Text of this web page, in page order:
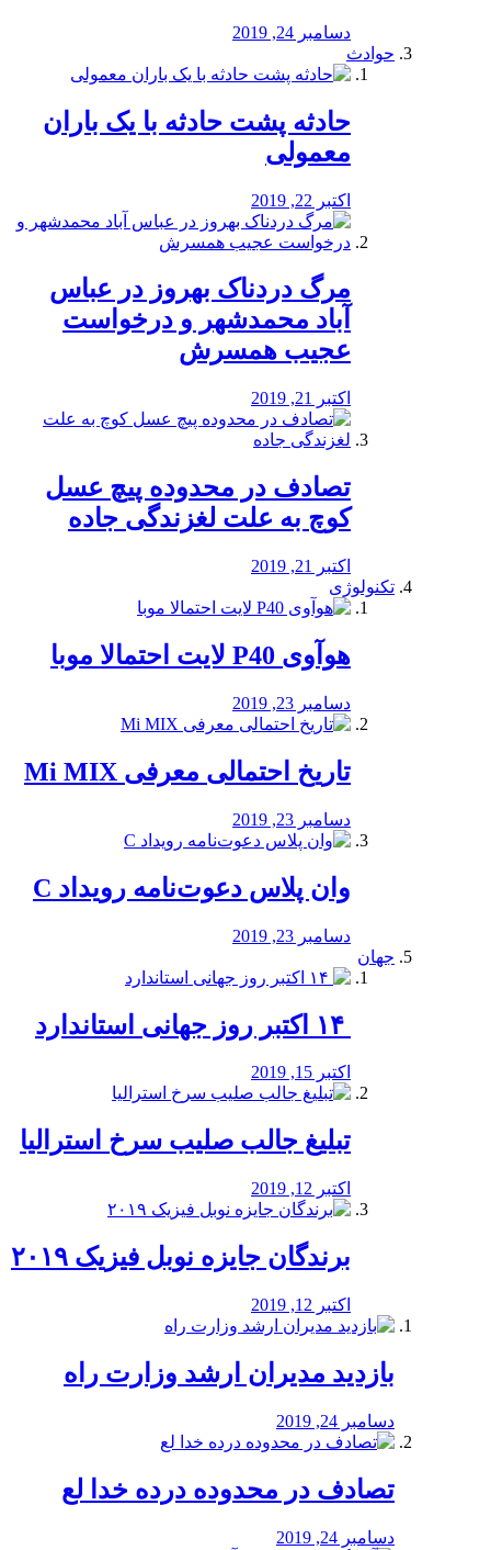
دسامبر 24, 2019
حوادث
️حادثه پشت حادثه با یک باران
معمولی
اکتبر 22, 2019
مرگ دردناک بهروز در عباس
آباد محمدشهر و درخواست
عجیب همسرش
اکتبر 21, 2019
تصادف در محدوده پیچ عسل
کوچ به علت لغزندگی جاده
اکتبر 21, 2019
تکنولوژی
هوآوی P40 لایت احتمالا موبا
دسامبر 23, 2019
تاریخ احتمالی معرفی Mi MIX
دسامبر 23, 2019
وان پلاس دعوت‌نامه رویداد C
دسامبر 23, 2019
جهان
اکتبر 15, 2019
تبلیغ جالب صلیب سرخ استرالیا
اکتبر 12, 2019
برندگان جایزه نوبل فیزیک ۲۰۱۹
اکتبر 12, 2019
بازدید مدیران ارشد وزارت راه
دسامبر 24, 2019
تصادف در محدوده درده خدا لع
دسامبر 24, 2019